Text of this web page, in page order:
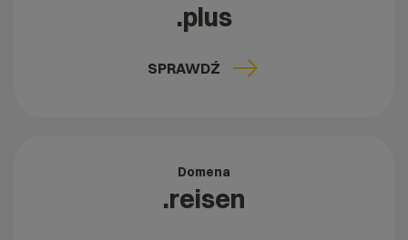
.plus
SPRAWDŹ
Domena
.reisen